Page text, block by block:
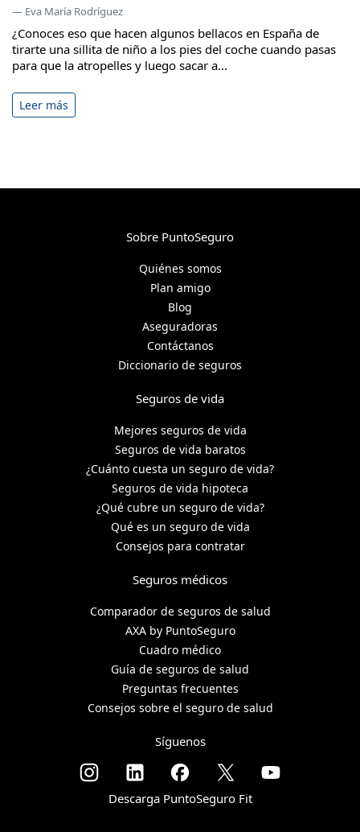
— Eva María Rodríguez
¿Conoces eso que hacen algunos bellacos en España de
tirarte una sillita de niño a los pies del coche cuando pasas
para que la atropelles y luego sacar a...
Leer más
Sobre PuntoSeguro
Quiénes somos
Plan amigo
Blog
Aseguradoras
Contáctanos
Diccionario de seguros
Seguros de vida
Mejores seguros de vida
Seguros de vida baratos
¿Cuánto cuesta un seguro de vida?
Seguros de vida hipoteca
¿Qué cubre un seguro de vida?
Qué es un seguro de vida
Consejos para contratar
Seguros médicos
Comparador de seguros de salud
AXA by PuntoSeguro
Cuadro médico
Guía de seguros de salud
Preguntas frecuentes
Consejos sobre el seguro de salud
Síguenos
Descarga PuntoSeguro Fit